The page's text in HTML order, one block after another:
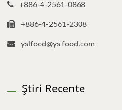
+886-4-2561-0868
+886-4-2561-2308
yslfood@yslfood.com
Știri Recente